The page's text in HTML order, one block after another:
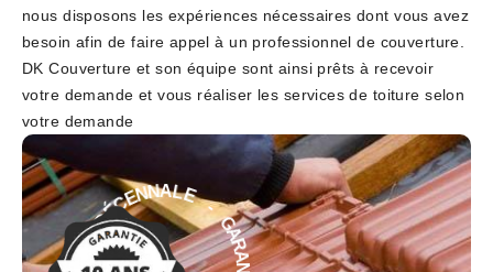
nous disposons les expériences nécessaires dont vous avez
besoin afin de faire appel à un professionnel de couverture.
DK Couverture et son équipe sont ainsi prêts à recevoir
votre demande et vous réaliser les services de toiture selon
votre demande
D
É
C
E
N
NALE - GAR
A
N
T
I
E